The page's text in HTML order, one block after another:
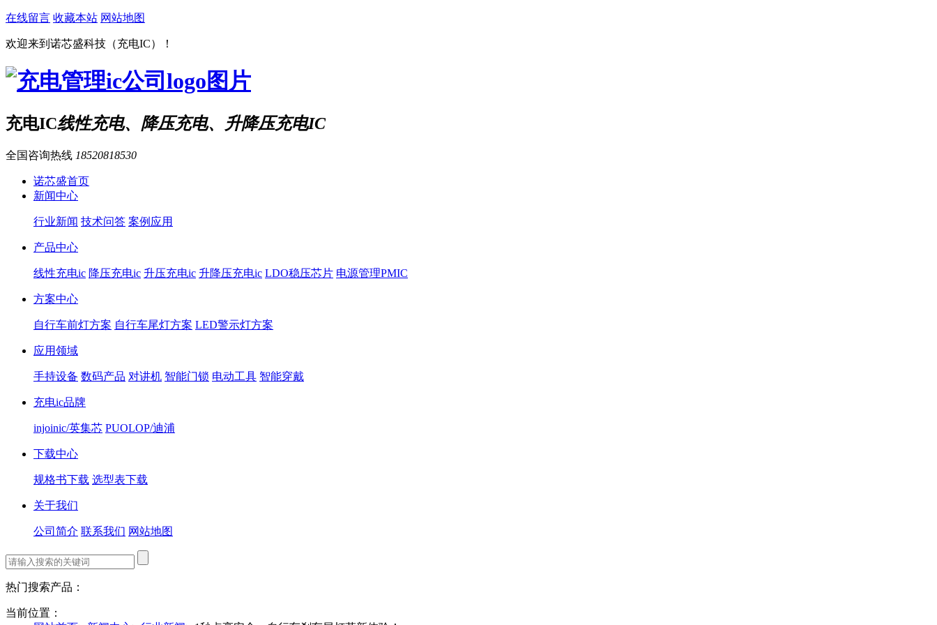
在线留言 收藏本站 网站地图
欢迎来到诺芯盛科技（充电IC）！
充电IC线性充电、降压充电、升降压充电IC
全国咨询热线 18520818530
诺芯盛首页
新闻中心
行业新闻 技术问答 案例应用
产品中心
线性充电ic 降压充电ic 升压充电ic 升降压充电ic LDO稳压芯片 电源管理PMIC
方案中心
自行车前灯方案 自行车尾灯方案 LED警示灯方案
应用领域
手持设备 数码产品 对讲机 智能门锁 电动工具 智能穿戴
充电ic品牌
injoinic/英集芯 PUOLOP/迪浦
下载中心
规格书下载 选型表下载
关于我们
公司简介 联系我们 网站地图
热门搜索产品：
当前位置：